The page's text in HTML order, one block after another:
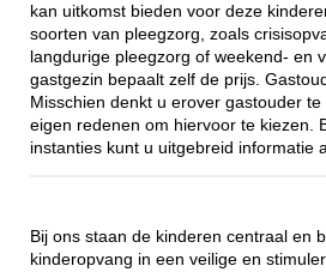
kan uitkomst bieden voor deze
soorten van pleegzorg, zoals
langdurige pleegzorg of weekend- en
gastgezin bepaalt zelf de prijs.
Misschien denkt u erover gastouder
eigen redenen om hiervoor te kiezen.
instanties kunt u uitgebreid informatie
Bij ons staan de kinderen centraal en
kinderopvang in een veilige en